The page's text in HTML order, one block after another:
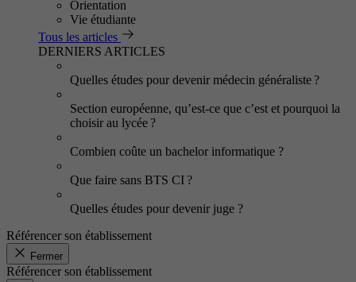
Orientation
Vie étudiante
Tous les articles
DERNIERS ARTICLES
Quelles études pour devenir médecin généraliste ?
Section européenne, qu’est-ce que c’est et pourquoi la
choisir au lycée ?
Combien coûte un bachelor informatique ?
Que faire sans BTS CI ?
Quelles études pour devenir juge ?
Référencer son établissement
Fermer
Référencer son établissement